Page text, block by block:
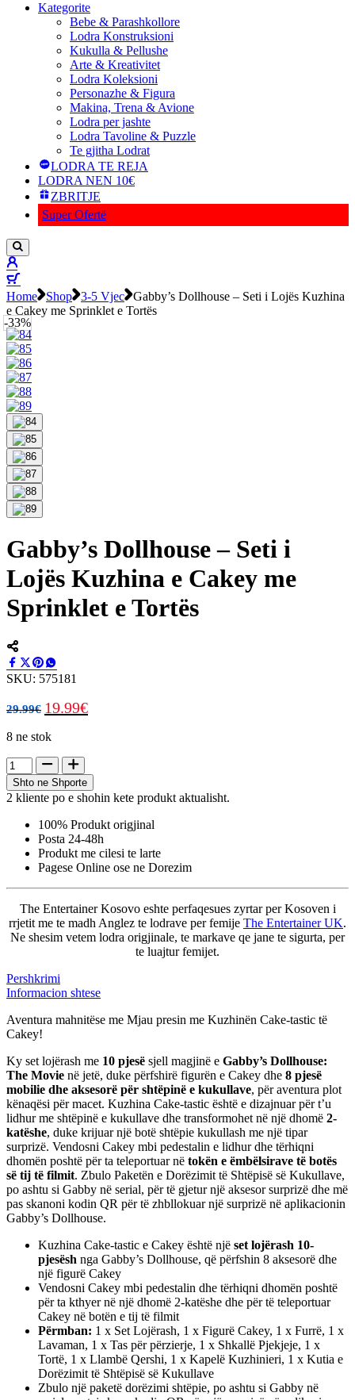
Kategorite
Bebe & Parashkollore
Lodra Konstruksioni
Kukulla & Pellushe
Arte & Kreativitet
Lodra Koleksioni
Personazhe & Figura
Makina, Trena & Avione
Lodra per jashte
Lodra Tavoline & Puzzle
Te gjitha Lodrat
LODRA TE REJA
LODRA NEN 10€
ZBRITJE
Super Ofertë
Home Shop 3-5 Vjec
Gabby’s Dollhouse – Seti i Lojës Kuzhina
e Cakey me Sprinklet e Tortës
-33%
Gabby’s Dollhouse – Seti i
Lojës Kuzhina e Cakey me
Sprinklet e Tortës
SKU: 575181
29.99€ 19.99€
8 ne stok
Shto ne Shporte
2 kliente po e shohin kete produkt aktualisht.
100% Produkt origjinal
Posta 24-48h
Produkt me cilesi te larte
Pagese Online ose ne Dorezim
The Entertainer Kosovo eshte perfaqesues zyrtar per Kosoven i
rrjetit me te madh Anglez te lodrave per femije The Entertainer UK.
Ne shesim vetem lodra origjinale, te markave qe jane te sigurta, per
te luajtur femijet.
Pershkrimi
Informacion shtese
Aventura mahnitëse me Mjau presin me Kuzhinën Cake-tastic të
Cakey!
Ky set lojërash me 10 pjesë sjell magjinë e Gabby’s Dollhouse:
The Movie në jetë, duke përfshirë figurën e Cakey dhe 8 pjesë
mobilie dhe aksesorë për shtëpinë e kukullave, për aventura plot
kënaqësi për macet. Kuzhina Cake-tastic është e dizajnuar për t’u
lidhur me shtëpinë e kukullave dhe transformohet në një dhomë 2-
katëshe, duke krijuar një botë shtëpie kukullash me një tipar
surprizë. Vendosni Cakey mbi pedestalin e lidhur dhe tërhiqni
dhomën poshtë për ta teleportuar në tokën e ëmbëlsirave të botës
së tij të filmit. Zbulo Paketën e Dorëzimit të Shtëpisë së Kukullave,
po ashtu si Gabby në serial, për të gjetur një aksesor surprizë dhe më
pas skanoni kodin QR për të zhbllokuar një surprizë në aplikacionin
Gabby’s Dollhouse.
Kuzhina Cake-tastic e Cakey është një set lojërash 10-
pjesësh nga Gabby’s Dollhouse, që përfshin 8 aksesorë dhe
një figurë Cakey
Vendosni Cakey mbi pedestalin dhe tërhiqni dhomën poshtë
për ta kthyer në një dhomë 2-katëshe dhe për të teleportuar
Cakey në botën e tij të filmit
Përmban: 1 x Set Lojërash, 1 x Figurë Cakey, 1 x Furrë, 1 x
Lavaman, 1 x Tas për përzierje, 1 x Shkallë Pjekjeje, 1 x
Tortë, 1 x Llambë Qershi, 1 x Kapelë Kuzhinieri, 1 x Kutia e
Dorëzimit të Shtëpisë së Kukullave
Zbulo një paketë dorëzimi shtëpie, po ashtu si Gabby në